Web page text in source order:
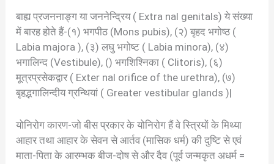
बाह्य प्रजननाङ्ग या जननेन्द्रिय ( Extra nal genitals) ये संख्या
में बारह होते हैं-(१) भगपीठ (Mons pubis), (२) बृहद भगोष्ठ (
Labia majora ), (३) लघु भगोष्ट ( Labia minora), (४)
भगालिन्द (Vestibule), () भगशिश्निका ( Clitoris), (६)
मूत्रप्रसेकद्वार ( Exter nal orifice of the urethra), (७)
बृहद्भगालिन्दीय ग्रन्थियां ( Greater vestibular glands )|
योनिरोग कारण-जो बीस प्रकार के योनिरोग हैं वे स्त्रियों के मिथ्या
आहार तथा आहार के सेवन से आर्तव (मासिक धर्म) की दुष्टि से एवं
माता-पिता के आरम्भक बीज-दोष से और दैव (पूर्व जन्मकृत अधर्म =